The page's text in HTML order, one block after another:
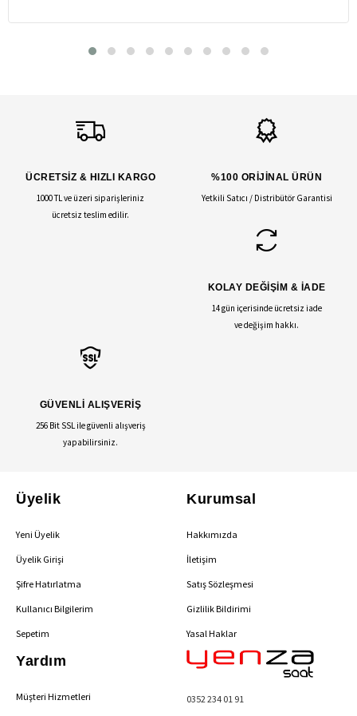
ÜCRETSİZ & HIZLI KARGO
1000 TL ve üzeri siparişleriniz
ücretsiz teslim edilir.
%100 ORİJİNAL ÜRÜN
Yetkili Satıcı / Distribütör Garantisi
KOLAY DEĞİŞİM & İADE
14 gün içerisinde ücretsiz iade
ve değişim hakkı.
GÜVENLİ ALIŞVERİŞ
256 Bit SSL ile güvenli alışveriş
yapabilirsiniz.
Üyelik
Yeni Üyelik
Üyelik Girişi
Şifre Hatırlatma
Kullanıcı Bilgilerim
Sepetim
Kurumsal
Hakkımızda
İletişim
Satış Sözleşmesi
Gizlilik Bildirimi
Yasal Haklar
Yardım
Müşteri Hizmetleri 0352 234 01 91